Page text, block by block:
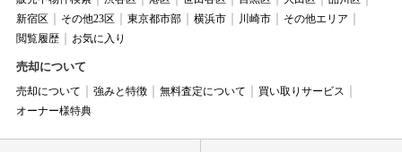
新宿区
その他23区 東京都市部 横浜市 川崎市
その他エリア
閲覧履歴
お気に入り
売却について
売却について 強みと特徴 無料査定について
買い取りサービス
オーナー様特典